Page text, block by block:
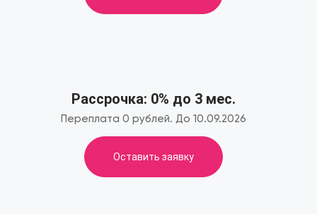
Рассрочка: 0% до 3 мес.
Переплата 0 рублей. До 10.09.2026
Оставить заявку